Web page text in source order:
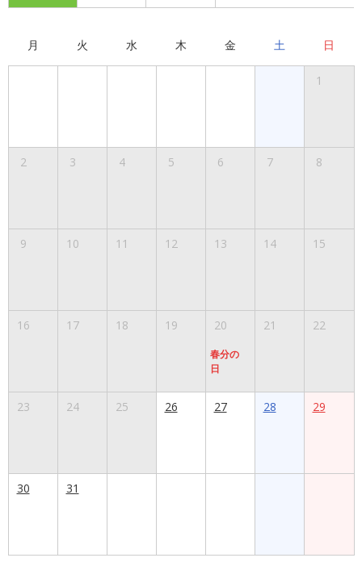
月 火 水 木 金 土 日
1
2 3 4 5 6 7 8
9 10 11 12 13 14 15
16 17 18 19 20
春分の
日
21 22
23 24 25 26 27 28 29
30 31